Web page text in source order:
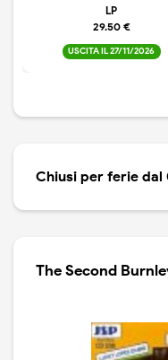
LP
29.50 €
USCITA IL 27/11/2026
Chiusi per ferie dal
The Second